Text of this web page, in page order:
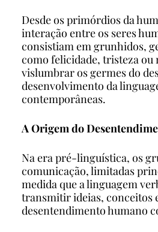
Desde os primórdios da
interação entre os seres
consistiam em grunhidos,
como felicidade, tristeza ou
vislumbrar os germes do
desenvolvimento da
contemporâneas.
A Origem do
Na era pré-linguística, os
comunicação, limitadas
medida que a linguagem
transmitir ideias, conceitos
desentendimento humano